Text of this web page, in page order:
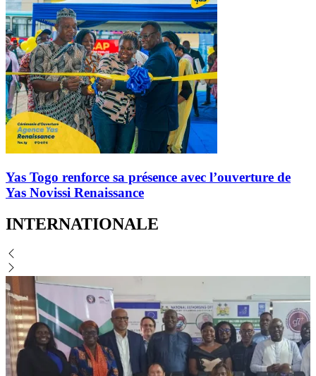
Yas Togo renforce sa présence avec l’ouverture de
Yas Novissi Renaissance
INTERNATIONALE